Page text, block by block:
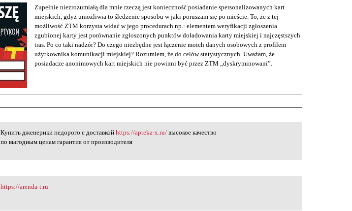
Zupełnie niezrozumiałą dla mnie rzeczą jest konieczność posiadanie spersonalizowanych kart
miejskich, gdyż umożliwia to śledzenie sposobu w jaki poruszam się po mieście. To, że z tej
możliwość ZTM korzysta widać w jego procedurach np.: elementem weryfikacji zgłoszenia
zgubionej karty jest porównanie zgłoszonych punktów doładowania karty miejskiej i najczęstszych
tras. Po co taki nadzór? Do czego niezbędne jest łączenie moich danych osobowych z profilem
użytkownika komunikacji miejskiej? Rozumiem, że do celów statystycznych. Uważam, że
posiadacze anonimowych kart miejskich nie powinni być przez ZTM „dyskryminowani”.
Купить дженерики недорого с
Купить дженерики недорого с доставкойhttps://apteka-x.ru/ высокое качество
по выгодным ценам гарантия от производителя
https://arenda-t.ru
https://arenda-t.ru